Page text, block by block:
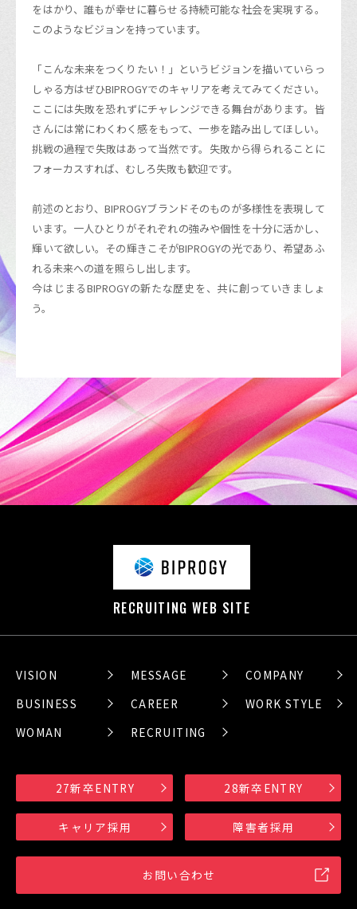
をはかり、誰もが幸せに暮らせる持続可能な社会を実現する。
このようなビジョンを持っています。
「こんな未来をつくりたい！」というビジョンを描いていらっ
しゃる方はぜひBIPROGYでのキャリアを考えてみてください。
ここには失敗を恐れずにチャレンジできる舞台があります。皆
さんには常にわくわく感をもって、一歩を踏み出してほしい。
挑戦の過程で失敗はあって当然です。失敗から得られることに
フォーカスすれば、むしろ失敗も歓迎です。
前述のとおり、BIPROGYブランドそのものが多様性を表現して
います。一人ひとりがそれぞれの強みや個性を十分に活かし、
輝いて欲しい。その輝きこそがBIPROGYの光であり、希望あふ
れる未来への道を照らし出します。
今はじまるBIPROGYの新たな歴史を、共に創っていきましょ
う。
RECRUITING WEB SITE
VISION MESSAGE
COMPANY
BUSINESS
CAREER
WORK STYLE
WOMAN
RECRUITING
27新卒ENTRY 28新卒ENTRY
キャリア採用 障害者採用
お問い合わせ